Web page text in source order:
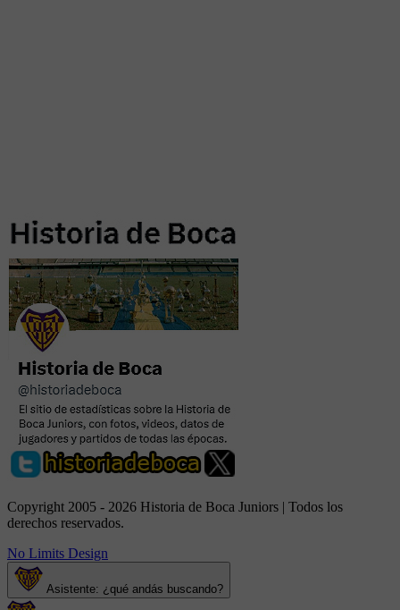
Copyright 2005 - 2026 Historia de Boca Juniors | Todos los
derechos reservados.
No Limits Design
Asistente: ¿qué andás buscando?